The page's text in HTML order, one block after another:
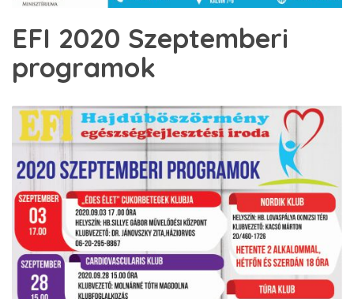
EFI 2020 Szeptemberi
programok